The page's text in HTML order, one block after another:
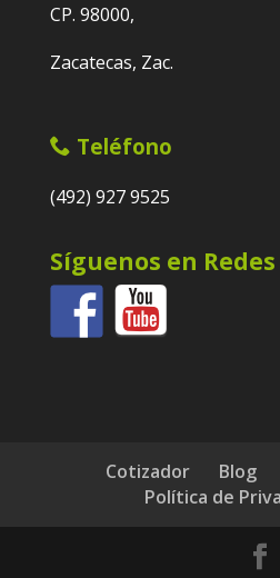
CP. 98000,
Zacatecas, Zac.
Teléfono
(492) 927 9525
Síguenos en
Cotizador Blog
Política de